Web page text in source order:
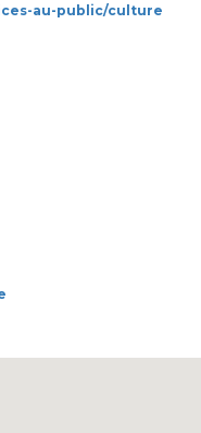
au-public/culture